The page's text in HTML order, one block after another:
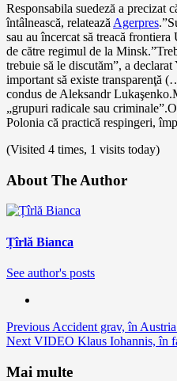
Responsabila suedeză a precizat
întâlnească, relatează Agerpres
sau au încercat să treacă
de către regimul de la
trebuie să le discutăm”, a
important să existe transparenţă
condus de Aleksandr
„grupuri radicale sau
Polonia că practică respingeri,
(Visited 4 times, 1 visits today)
About The Author
Țîrlă Bianca
See author's posts
Continue
Reading
Previous Accident grav, în
Next VIDEO Klaus Iohannis, în
Mai multe